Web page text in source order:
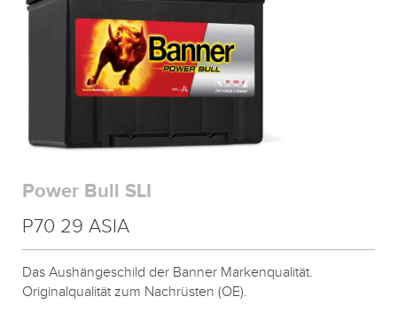
Power Bull SLI
P70 29 ASIA
Das Aushängeschild der Banner Markenqualität.
Originalqualität zum Nachrüsten (OE).